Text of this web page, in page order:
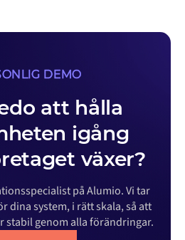
DEMO
att hålla
igång
växer?
på Alumio. Vi tar
dina system, i rätt skala, så att
stabil genom alla förändringar.